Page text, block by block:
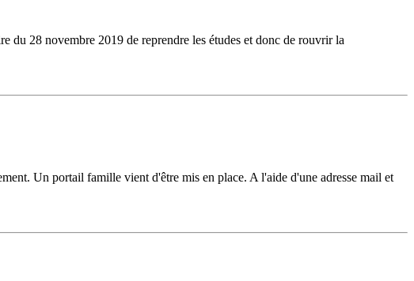
du 28 novembre 2019 de reprendre les études et donc de rouvrir la
Un portail famille vient d'être mis en place. A l'aide d'une adresse mail et